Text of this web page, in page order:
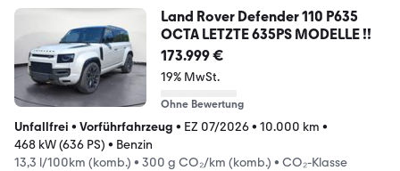
Land Rover Defender 110 P635
OCTA LETZTE 635PS MODELLE !!
173.999 €
19% MwSt.
Ohne Bewertung
Unfallfrei • Vorführfahrzeug • EZ 07/2026• 10.000 km •
468 kW (636 PS) • Benzin
13,3 l/100km (komb.) • 300 g CO₂/km (komb.) • CO₂-Klasse